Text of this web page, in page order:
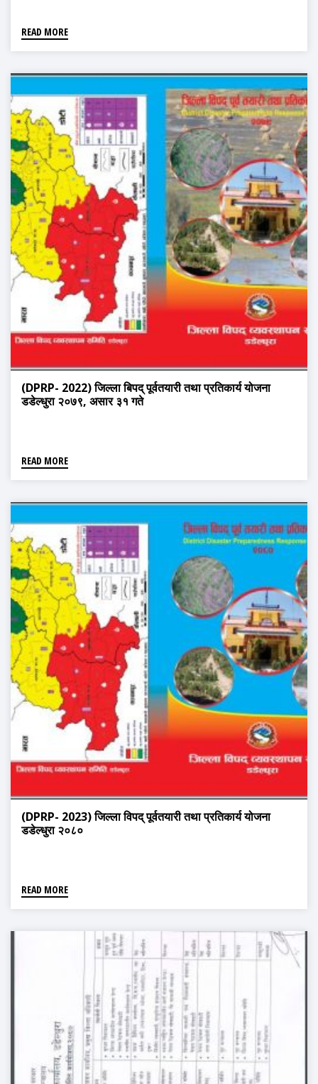
READ MORE
(DPRP- 2022) जिल्ला बिपद् पूर्वतयारी तथा प्रतिकार्य योजना
डडेल्धुरा २०७९, असार ३१ गते
READ MORE
(DPRP- 2023) जिल्ला विपद् पूर्वतयारी तथा प्रतिकार्य योजना
डडेल्धुरा २०८०
READ MORE